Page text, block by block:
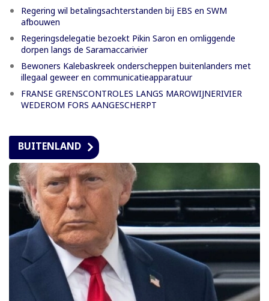
Regering wil betalingsachterstanden bij EBS en SWM
afbouwen
Regeringsdelegatie bezoekt Pikin Saron en omliggende
dorpen langs de Saramaccarivier
Bewoners Kalebaskreek onderscheppen buitenlanders met
illegaal geweer en communicatieapparatuur
FRANSE GRENSCONTROLES LANGS MAROWIJNERIVIER
WEDEROM FORS AANGESCHERPT
BUITENLAND